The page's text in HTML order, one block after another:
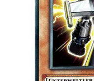
Sie das Medium 0